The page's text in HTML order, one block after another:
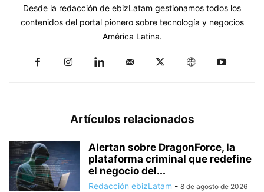
Desde la redacción de ebizLatam gestionamos todos los
contenidos del portal pionero sobre tecnología y negocios
América Latina.
Artículos relacionados
Alertan sobre DragonForce, la
plataforma criminal que redefine
el negocio del...
Redacción ebizLatam - 8 de agosto de 2026